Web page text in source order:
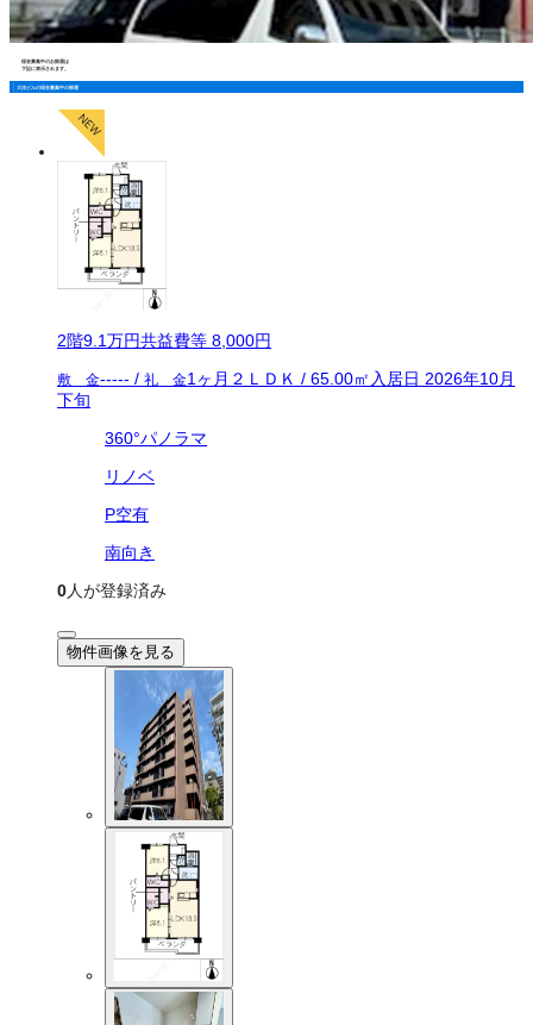
現在募集中のお部屋は
下記に表示されます。
大法ビルの現在募集中の部屋
2階9.1万円共益費等 8,000円
敷 金----- / 礼 金1ヶ月 ２ＬＤＫ / 65.00㎡ 入居日 2026年10月
下旬
360°パノラマ
リノベ
P空有
南向き
0人が登録済み
物件画像を見る